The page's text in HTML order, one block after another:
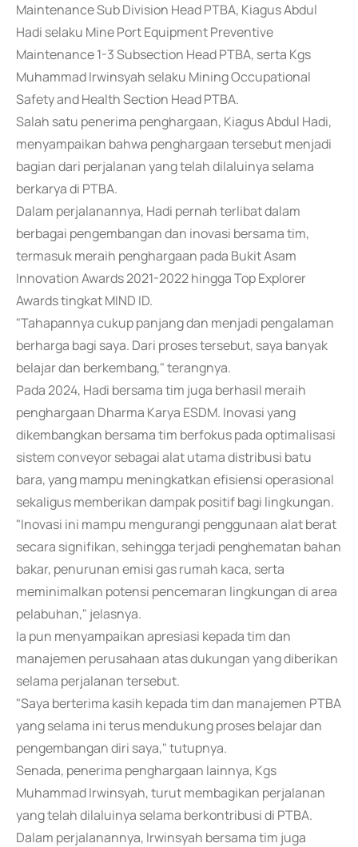
Maintenance Sub Division Head PTBA, Kiagus Abdul
Hadi selaku Mine Port Equipment Preventive
Maintenance 1-3 Subsection Head PTBA, serta Kgs
Muhammad Irwinsyah selaku Mining Occupational
Safety and Health Section Head PTBA.
Salah satu penerima penghargaan, Kiagus Abdul Hadi,
menyampaikan bahwa penghargaan tersebut menjadi
bagian dari perjalanan yang telah dilaluinya selama
berkarya di PTBA.
Dalam perjalanannya, Hadi pernah terlibat dalam
berbagai pengembangan dan inovasi bersama tim,
termasuk meraih penghargaan pada Bukit Asam
Innovation Awards 2021-2022 hingga Top Explorer
Awards tingkat MIND ID.
"Tahapannya cukup panjang dan menjadi pengalaman
berharga bagi saya. Dari proses tersebut, saya banyak
belajar dan berkembang," terangnya.
Pada 2024, Hadi bersama tim juga berhasil meraih
penghargaan Dharma Karya ESDM. Inovasi yang
dikembangkan bersama tim berfokus pada optimalisasi
sistem conveyor sebagai alat utama distribusi batu
bara, yang mampu meningkatkan efisiensi operasional
sekaligus memberikan dampak positif bagi lingkungan.
"Inovasi ini mampu mengurangi penggunaan alat berat
secara signifikan, sehingga terjadi penghematan bahan
bakar, penurunan emisi gas rumah kaca, serta
meminimalkan potensi pencemaran lingkungan di area
pelabuhan," jelasnya.
Ia pun menyampaikan apresiasi kepada tim dan
manajemen perusahaan atas dukungan yang diberikan
selama perjalanan tersebut.
"Saya berterima kasih kepada tim dan manajemen PTBA
yang selama ini terus mendukung proses belajar dan
pengembangan diri saya," tutupnya.
Senada, penerima penghargaan lainnya, Kgs
Muhammad Irwinsyah, turut membagikan perjalanan
yang telah dilaluinya selama berkontribusi di PTBA.
Dalam perjalanannya, Irwinsyah bersama tim juga